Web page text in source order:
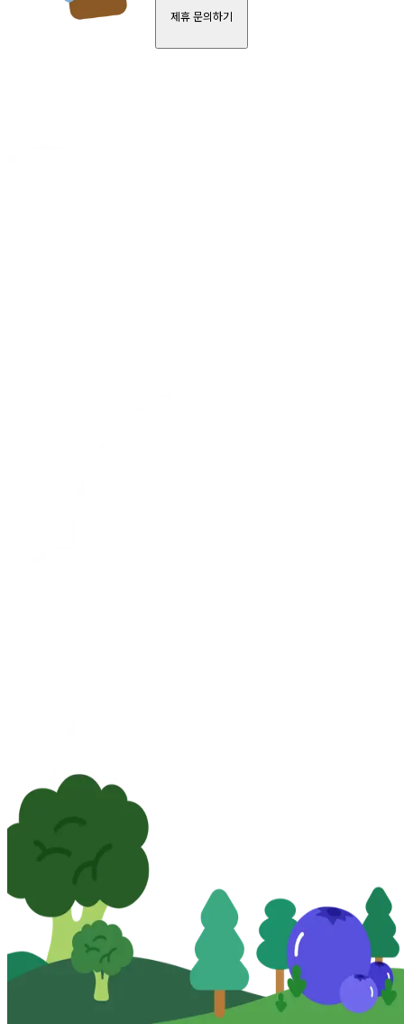
제휴 문의하기